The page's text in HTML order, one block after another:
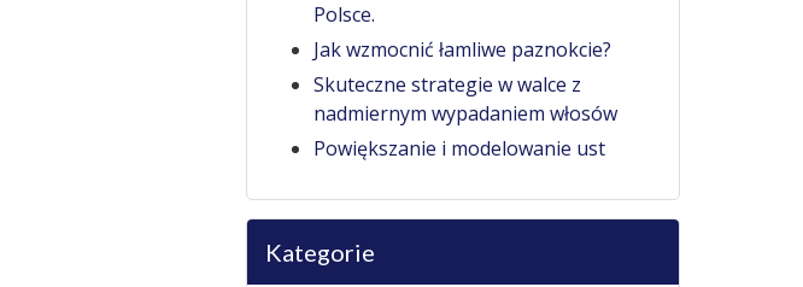
Polsce.
Jak wzmocnić łamliwe paznokcie?
Skuteczne strategie w walce z
nadmiernym wypadaniem włosów
Powiększanie i modelowanie ust
Kategorie